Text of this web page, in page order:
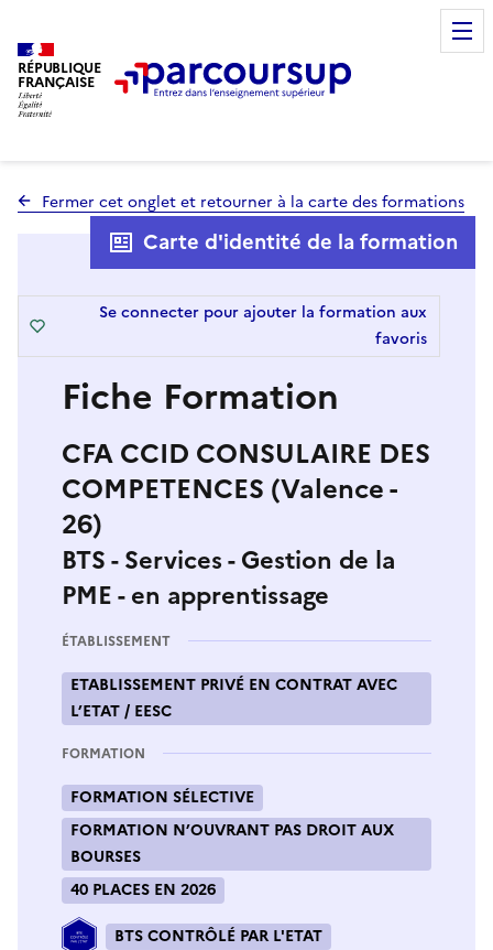
RÉPUBLIQUE
FRANÇAISE
Fermer cet onglet et retourner à la carte des formations
Fiche Formation
CFA CCID CONSULAIRE DES
COMPETENCES (Valence -
26)
BTS - Services - Gestion de la
PME - en apprentissage
Carte d'identité de la formation
Se connecter pour ajouter la formation aux
favoris
ÉTABLISSEMENT
ETABLISSEMENT PRIVÉ EN CONTRAT AVEC
L’ETAT / EESC
FORMATION
FORMATION SÉLECTIVE
FORMATION N’OUVRANT PAS DROIT AUX
BOURSES
40 PLACES EN 2026
BTS CONTRÔLÉ PAR L'ETAT